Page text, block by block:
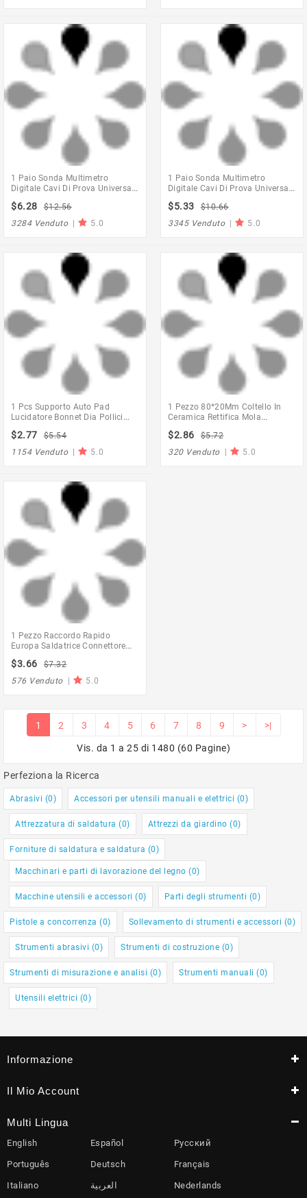
1 Paio Sonda Multimetro
Digitale Cavi Di Prova Universali
Morbido Con Clip A Coccodrillo
Per Tester Led Multimetro
$6.28
$12.56
3284 Venduto | 5.0
1 Paio Sonda Multimetro
Digitale Cavi Di Prova Universali
Morbido Con Clip A Coccodrillo
Per Tester Led Multimetro
$5.33
$10.66
3345 Venduto | 5.0
1 Pcs Supporto Auto Pad
Lucidatore Bonnet Dia Pollici
Disco Di Carta Macchina Di
Lucidatura Auto Strumento Di
Auto -Adesivo @
$2.77
$5.54
1154 Venduto | 5.0
1 Pezzo 80*20Mm Coltello In
Ceramica Rettifica Mola
Lucidatura Mola Lucidatore
Disco Per Lucidatore Auto
$2.86
$5.72
320 Venduto | 5.0
1 Pezzo Raccordo Rapido
Europa Saldatrice Connettore
Connettore Rapido Saldatrice
Presa Spina
$3.66
$7.32
576 Venduto | 5.0
1 2 3 4 5 6 7 8 9 > >|
Vis. da 1 a 25 di 1480 (60 Pagine)
Perfeziona la Ricerca
Abrasivi (0) Accessori per utensili manuali e elettrici (0)
Attrezzatura di saldatura (0) Attrezzi da giardino (0)
Forniture di saldatura e saldatura (0)
Macchinari e parti di lavorazione del legno (0)
Macchine utensili e accessori (0) Parti degli strumenti (0)
Pistole a concorrenza (0) Sollevamento di strumenti e accessori (0)
Strumenti abrasivi (0) Strumenti di costruzione (0)
Strumenti di misurazione e analisi (0) Strumenti manuali (0)
Utensili elettrici (0)
Informazione
Il Mio Account
Multi Lingua
English Español Русский
Português Deutsch Français
Italiano العربية Nederlands